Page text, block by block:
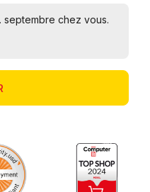
septembre chez vous.